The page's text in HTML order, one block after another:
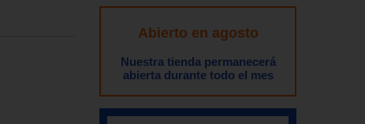
Abierto en agosto
Nuestra tienda permanecerá
abierta durante todo el mes